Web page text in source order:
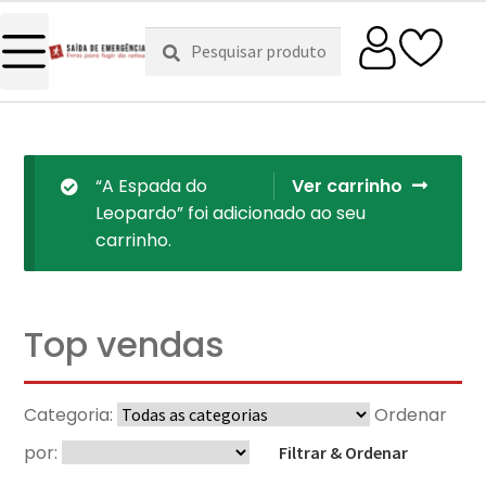
Pesquisar
por:
Pesquisa
Ver carrinho
“A Espada do
Leopardo” foi adicionado ao seu
carrinho.
Top vendas
Categoria:
Ordenar
por:
Filtrar & Ordenar